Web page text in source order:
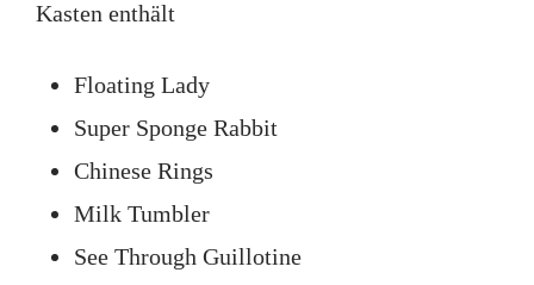
Kasten enthält
Floating Lady
Super Sponge Rabbit
Chinese Rings
Milk Tumbler
See Through Guillotine